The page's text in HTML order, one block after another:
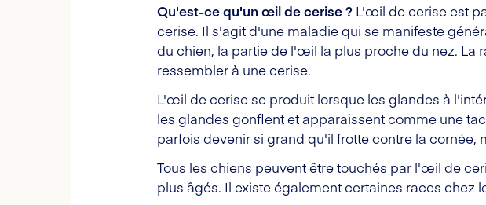
Qu'est-ce qu'un œil de cerise ? L'œil de cerise est
cerise. Il s'agit d'une maladie qui se manifeste
du chien, la partie de l'œil la plus proche du nez.
ressembler à une cerise.
L'œil de cerise se produit lorsque les glandes à
les glandes gonflent et apparaissent comme une
parfois devenir si grand qu'il frotte contre la
Tous les chiens peuvent être touchés par l'œil de
plus âgés. Il existe également certaines races